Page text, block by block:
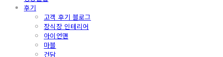
후기
고객 후기 블로그
장식장 인테리어
아이언맨
마블
건담